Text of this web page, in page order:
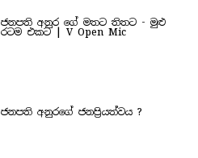
ජනපති අනුර ගේ මතට තිතට - මුළු
රටම එකට | V Open Mic
ජනපති අනුරගේ ජනප්‍රියත්වය ?